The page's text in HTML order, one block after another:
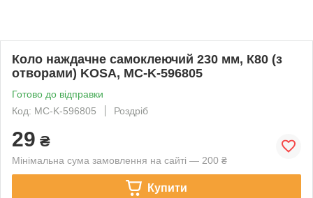
Коло наждачне самоклеючий 230 мм, К80 (з
отворами) KOSA, MC-K-596805
Готово до відправки
Код: MC-K-596805
Роздріб
29 ₴
Мінімальна сума замовлення на сайті — 200 ₴
Купити